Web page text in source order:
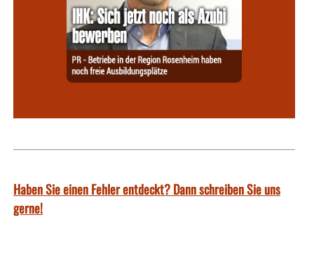
Haben Sie einen Fehler entdeckt? Dann schreiben Sie uns
gerne!